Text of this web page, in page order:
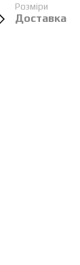
Розміри
Доставка